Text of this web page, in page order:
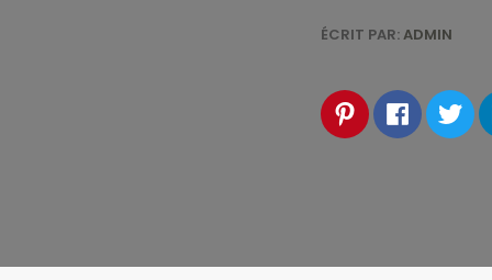
ÉCRIT PAR:ADMIN